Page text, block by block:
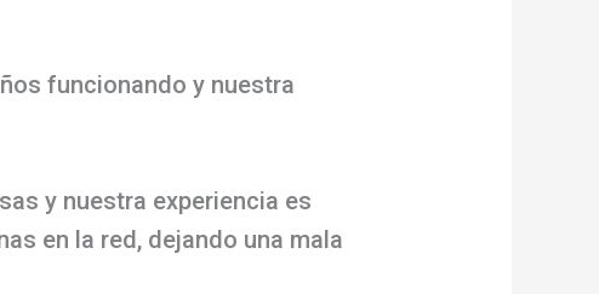
funcionando y nuestra
y nuestra experiencia es
en la red, dejando una mala